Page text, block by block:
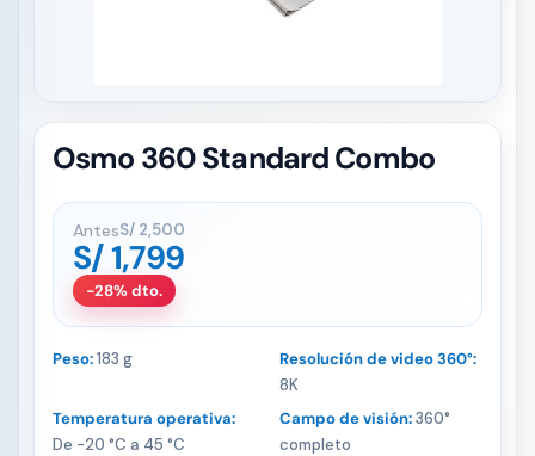
Osmo 360 Standard Combo
AntesS/ 2,500
S/1,799
-28% dto.
Peso:183 g
Resolución de video 360°:
8K
Temperatura operativa:
De -20 °C a 45 °C
Campo de visión:360°
completo